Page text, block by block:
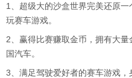
1、超级大的沙盒世界完美还原
玩赛车游戏。
2、赢得比赛赚取金币，拥有大
国汽车。
3、满足驾驶爱好者的赛车游戏